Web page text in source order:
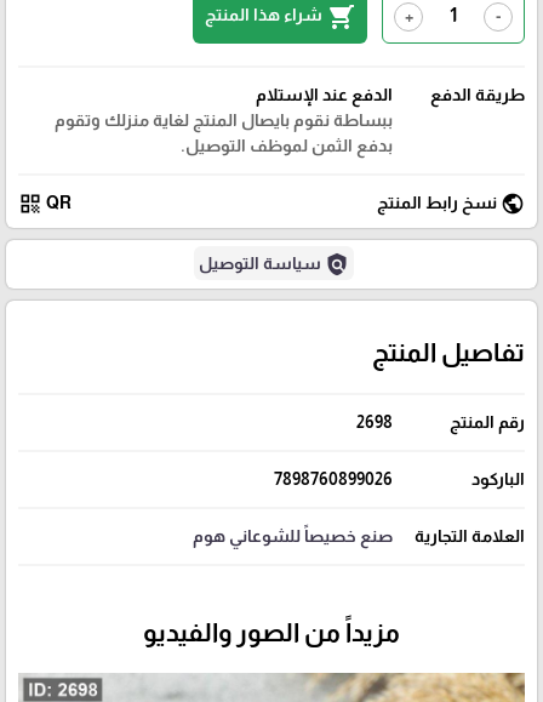
-
+
shopping_cart شراء هذا المنتج
طريقة الدفع
الدفع عند الإستلام
ببساطة نقوم بايصال المنتج لغاية منزلك وتقوم
بدفع الثمن لموظف التوصيل.
public نسخ رابط المنتج QR
qr_code
policy سياسة التوصيل
تفاصيل المنتج
رقم المنتج 2698
الباركود 7898760899026
العلامة التجارية صنع خصيصاً للشوعاني هوم
مزيداً من الصور والفيديو